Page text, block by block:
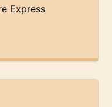
Express